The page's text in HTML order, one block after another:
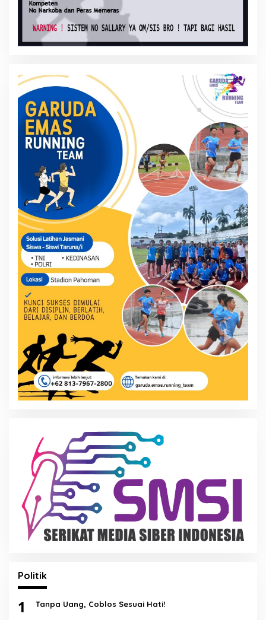
Politik
1 Tanpa Uang, Coblos Sesuai Hati!